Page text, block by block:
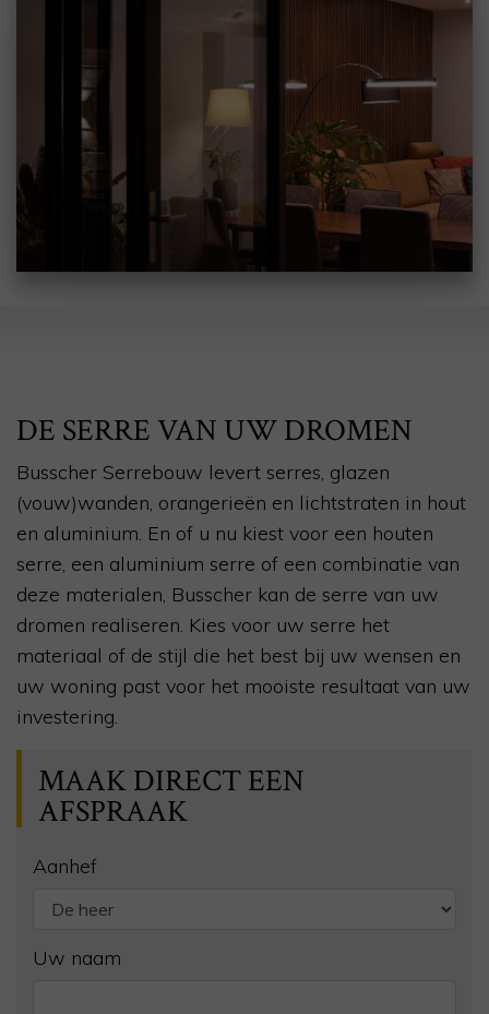
DE SERRE VAN UW DROMEN
Busscher Serrebouw levert serres, glazen
(vouw)wanden, orangerieën en lichtstraten in hout
en aluminium. En of u nu kiest voor een houten
serre, een aluminium serre of een combinatie van
deze materialen, Busscher kan de serre van uw
dromen realiseren. Kies voor uw serre het
materiaal of de stijl die het best bij uw wensen en
uw woning past voor het mooiste resultaat van uw
investering.
MAAK DIRECT EEN
AFSPRAAK
Aanhef
Uw naam